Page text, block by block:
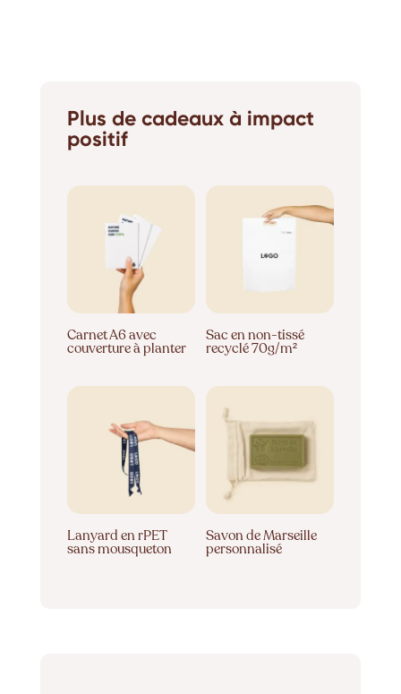
Plus de cadeaux à impact
positif
Carnet A6 avec
couverture à planter
Sac en non-tissé
recyclé 70g/m²
Lanyard en rPET
sans mousqueton
Savon de Marseille
personnalisé